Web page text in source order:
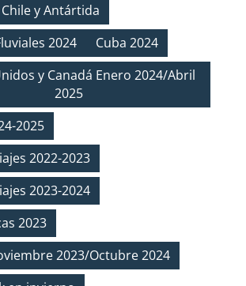
y Antártida
2024
Cuba 2024
y Canadá Enero 2024/Abril
2025
2025
2022-2023
2023-2024
2023
2023/Octubre 2024